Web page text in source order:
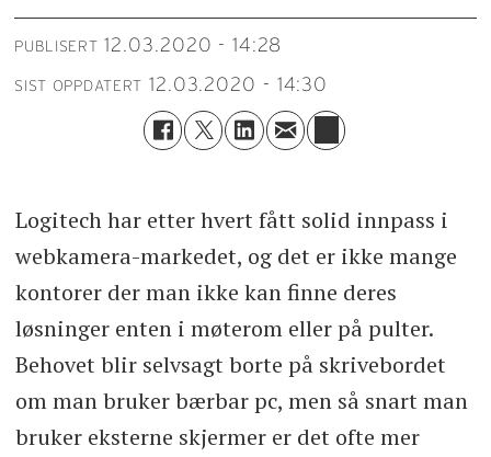
PUBLISERT 12.03.2020 - 14:28
SIST OPPDATERT 12.03.2020 - 14:30
Logitech har etter hvert fått solid innpass i
webkamera-markedet, og det er ikke mange
kontorer der man ikke kan finne deres
løsninger enten i møterom eller på pulter.
Behovet blir selvsagt borte på skrivebordet
om man bruker bærbar pc, men så snart man
bruker eksterne skjermer er det ofte mer